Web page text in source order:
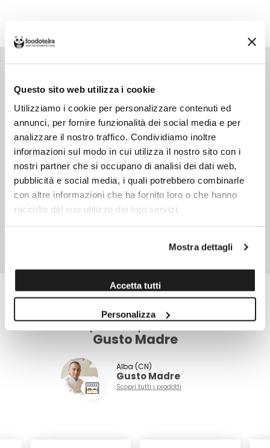
Questo sito web utilizza i cookie
Utilizziamo i cookie per personalizzare contenuti ed
annunci, per fornire funzionalità dei social media e per
analizzare il nostro traffico. Condividiamo inoltre
informazioni sul modo in cui utilizza il nostro sito con i
nostri partner che si occupano di analisi dei dati web,
pubblicità e social media, i quali potrebbero combinarle
con altre informazioni che ha fornito loro o che hanno
raccolto dal suo utilizzo dei loro servizi.
Mostra dettagli
Accetta tutti
Personalizza
polvere, emulsionante: lecitina di soia, aroma naturale di
candito 8%(zucchero, lamponi, sciroppo di glucosio),
pistacchio siciliano 7%, lievito madre da rinfresco (farina di
frumento, acqua), pasta al limone (limoni, zucchero,
sciroppo di glucosio), miele italiano, sale di Trapani, malto
d'orzo (malto d'orzo, mais), vaniglia in bacche.
CONSERVAZIONE
20°C.
CARATTERISTICHE
Prodotto in Italia
SKU 14488
Scopri altri prodotti di
Gusto Madre
Alba (CN)
Gusto Madre
Scopri tutti i prodotti